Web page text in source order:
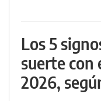
Los 5
suerte con
2026,